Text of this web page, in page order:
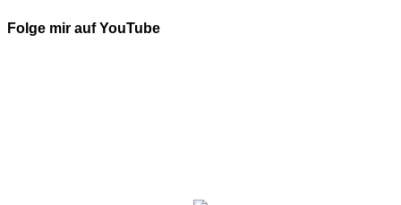
Folge mir auf YouTube